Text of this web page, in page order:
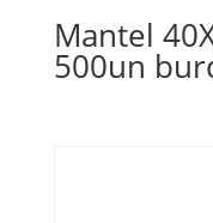
Mantel
500un